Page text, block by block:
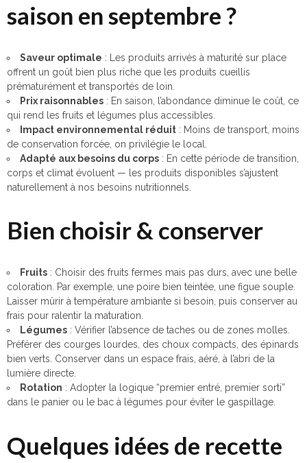
saison en septembre ?
Saveur optimale : Les produits arrivés à maturité sur place
offrent un goût bien plus riche que les produits cueillis
prématurément et transportés de loin.
Prix raisonnables : En saison, l’abondance diminue le coût, ce
qui rend les fruits et légumes plus accessibles.
Impact environnemental réduit : Moins de transport, moins
de conservation forcée, on privilégie le local.
Adapté aux besoins du corps : En cette période de transition,
corps et climat évoluent — les produits disponibles s’ajustent
naturellement à nos besoins nutritionnels.
Bien choisir & conserver
Fruits : Choisir des fruits fermes mais pas durs, avec une belle
coloration. Par exemple, une poire bien teintée, une figue souple.
Laisser mûrir à température ambiante si besoin, puis conserver au
frais pour ralentir la maturation.
Légumes : Vérifier l’absence de taches ou de zones molles.
Préférer des courges lourdes, des choux compacts, des épinards
bien verts. Conserver dans un espace frais, aéré, à l’abri de la
lumière directe.
Rotation : Adopter la logique “premier entré, premier sorti”
dans le panier ou le bac à légumes pour éviter le gaspillage.
Quelques idées de recette